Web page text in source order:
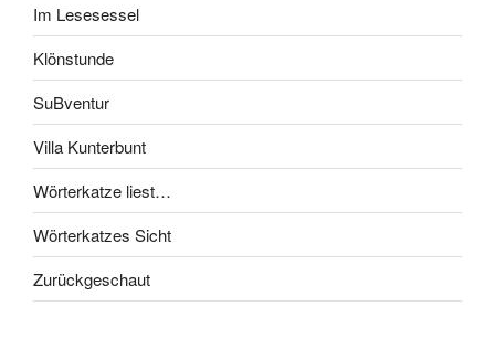
Im Lesesessel
Klönstunde
SuBventur
Villa Kunterbunt
Wörterkatze liest…
Wörterkatzes Sicht
Zurückgeschaut